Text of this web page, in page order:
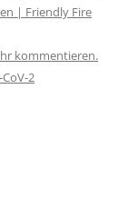
| Friendly Fire
kommentieren.
2